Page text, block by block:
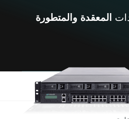
المعقدة والمتطورة